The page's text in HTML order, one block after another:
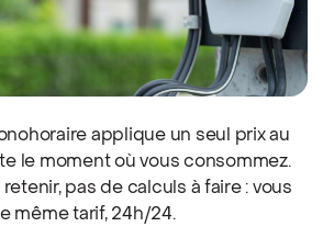
applique un seul prix au
le moment où vous consommez.
retenir, pas de calculs à faire : vous
même tarif, 24h/24.